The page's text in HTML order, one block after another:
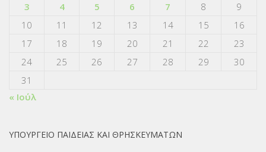
3
4 5 6 7 8
9
10
11 12 13 14 15
16
17
18 19 20 21 22
23
24
25 26 27 28 29
30
31
« Ιούλ
ΥΠΟΥΡΓΕΙΟ ΠΑΙΔΕΙΑΣ ΚΑΙ ΘΡΗΣΚΕΥΜΑΤΩΝ